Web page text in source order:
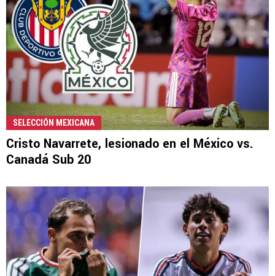
SELECCIÓN MEXICANA
Cristo Navarrete, lesionado en el México vs.
Canadá Sub 20